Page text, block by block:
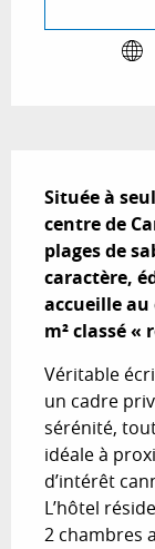
Située à
centre de
plages de
caractère,
accueille au
m² classé «
Véritable
un cadre
sérénité,
idéale à
d’intérêt
L’hôtel
2 chambres